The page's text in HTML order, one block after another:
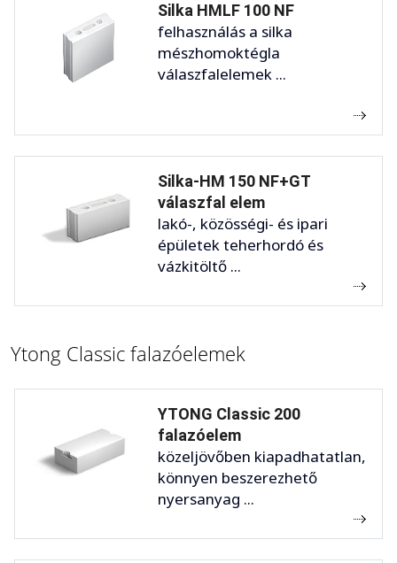
Silka HMLF 100 NF
felhasználás a silka
mészhomoktégla
válaszfalelemek ...
Silka-HM 150 NF+GT
válaszfal elem
lakó-, közösségi- és ipari
épületek teherhordó és
vázkitöltő ...
Ytong Classic falazóelemek
YTONG Classic 200
falazóelem
közeljövőben kiapadhatatlan,
könnyen beszerezhető
nyersanyag ...